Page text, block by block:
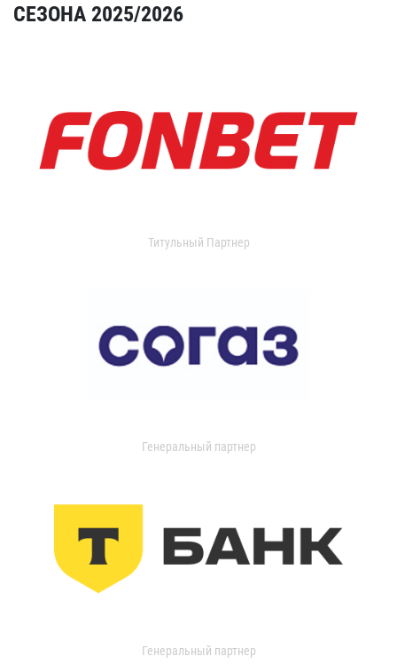
СЕЗОНА 2025/2026
Титульный Партнер
Генеральный партнер
Генеральный партнер